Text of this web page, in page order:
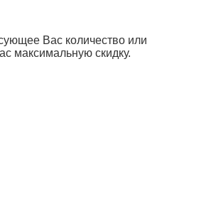
Вас количество или
максимальную скидку.